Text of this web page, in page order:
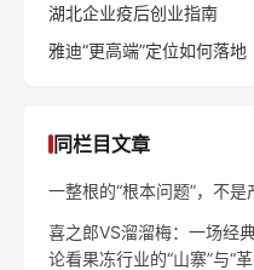
湖北企业疫后创业指南
雅迪“更高端”定位如何落地
同栏目文章
一整根的“根本问题”，不是
喜之郎VS溜溜梅：一场
论看果冻行业的“山寨”与“